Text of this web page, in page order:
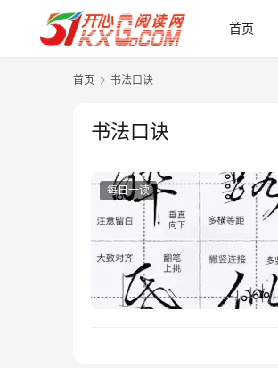
首页
首页 书法口诀
书法口诀
每日一读